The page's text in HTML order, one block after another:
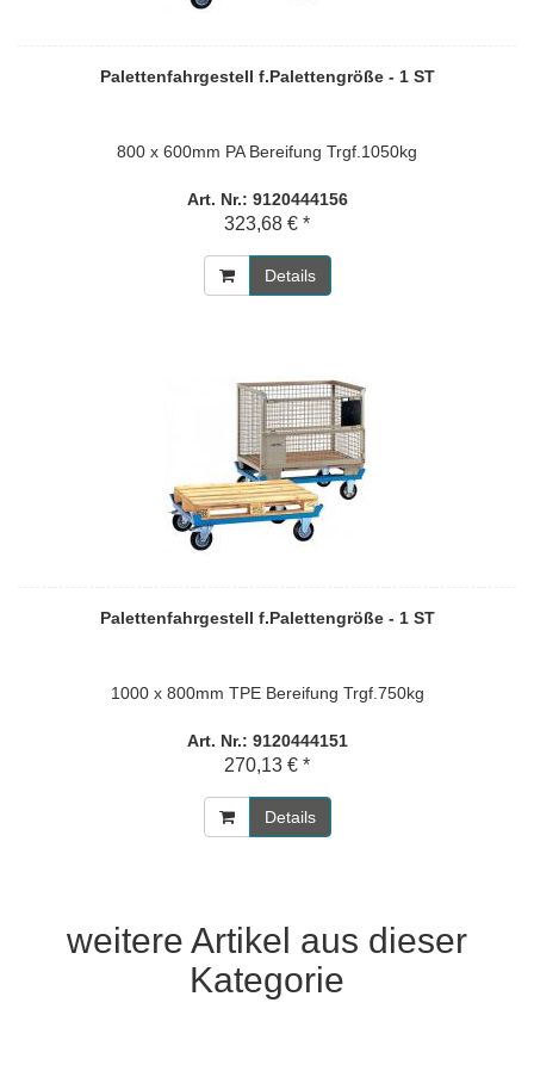
Palettenfahrgestell f.Palettengröße - 1 ST
800 x 600mm PA Bereifung Trgf.1050kg
Art. Nr.: 9120444156
323,68 € *
Details
Palettenfahrgestell f.Palettengröße - 1 ST
1000 x 800mm TPE Bereifung Trgf.750kg
Art. Nr.: 9120444151
270,13 € *
Details
weitere Artikel aus dieser
Kategorie